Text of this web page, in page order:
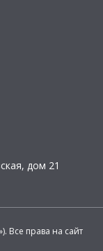
дом 21
Все права на сайт